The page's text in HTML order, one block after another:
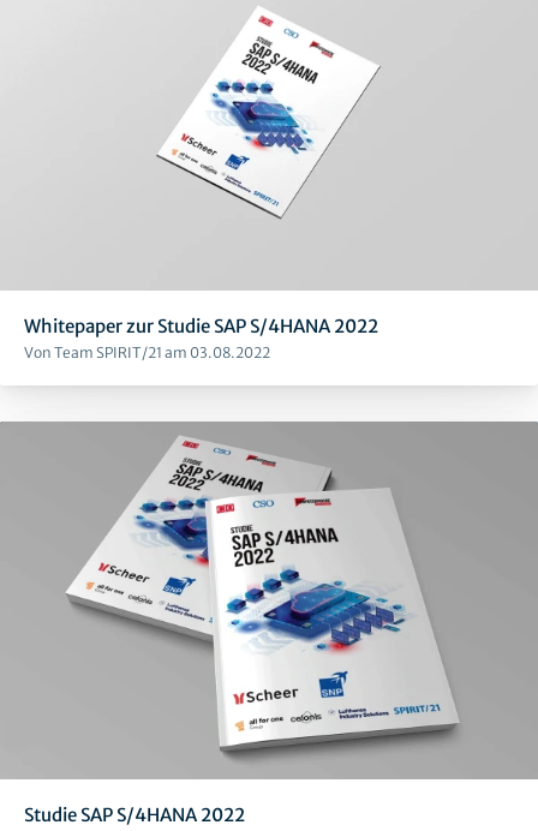
Whitepaper zur Studie SAP S/4HANA 2022
Von Team SPIRIT/21 am 03.08.2022
Studie SAP S/4HANA 2022